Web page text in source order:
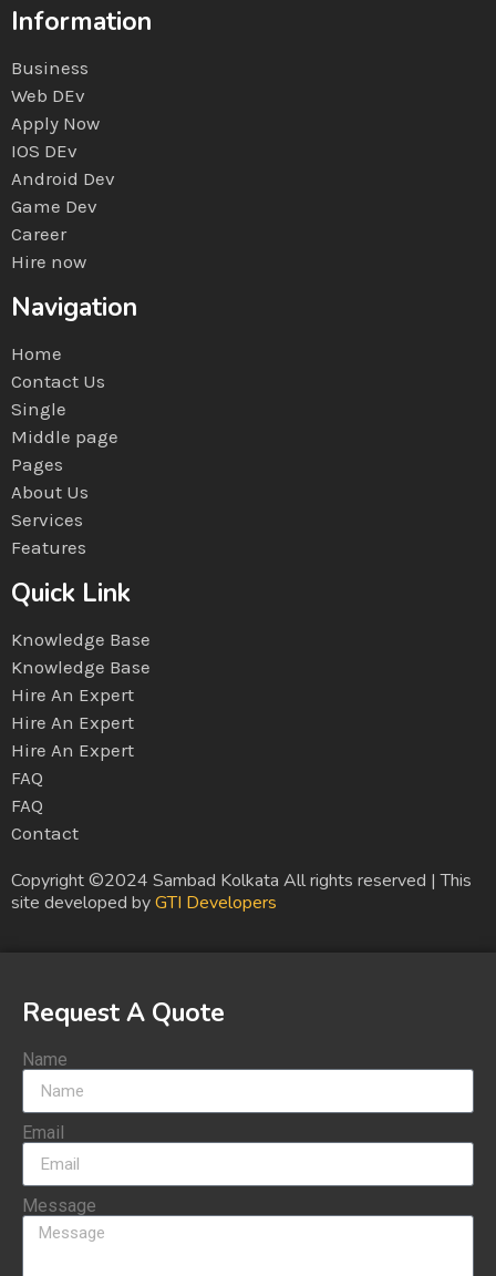
Information
Business
Web DEv
Apply Now
IOS DEv
Android Dev
Game Dev
Career
Hire now
Navigation
Home
Contact Us
Single
Middle page
Pages
About Us
Services
Features
Quick Link
Knowledge Base
Knowledge Base
Hire An Expert
Hire An Expert
Hire An Expert
FAQ
FAQ
Contact
Copyright ©2024 Sambad Kolkata All rights reserved | This
site developed byGTI Developers
Request A Quote
Name
Email
Message